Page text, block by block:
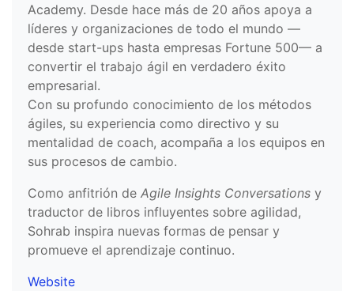
Academy. Desde hace más de 20 años apoya a
líderes y organizaciones de todo el mundo —
desde start-ups hasta empresas Fortune 500— a
convertir el trabajo ágil en verdadero éxito
empresarial.
Con su profundo conocimiento de los métodos
ágiles, su experiencia como directivo y su
mentalidad de coach, acompaña a los equipos en
sus procesos de cambio.
Como anfitrión de Agile Insights Conversations y
traductor de libros influyentes sobre agilidad,
Sohrab inspira nuevas formas de pensar y
promueve el aprendizaje continuo.
Website